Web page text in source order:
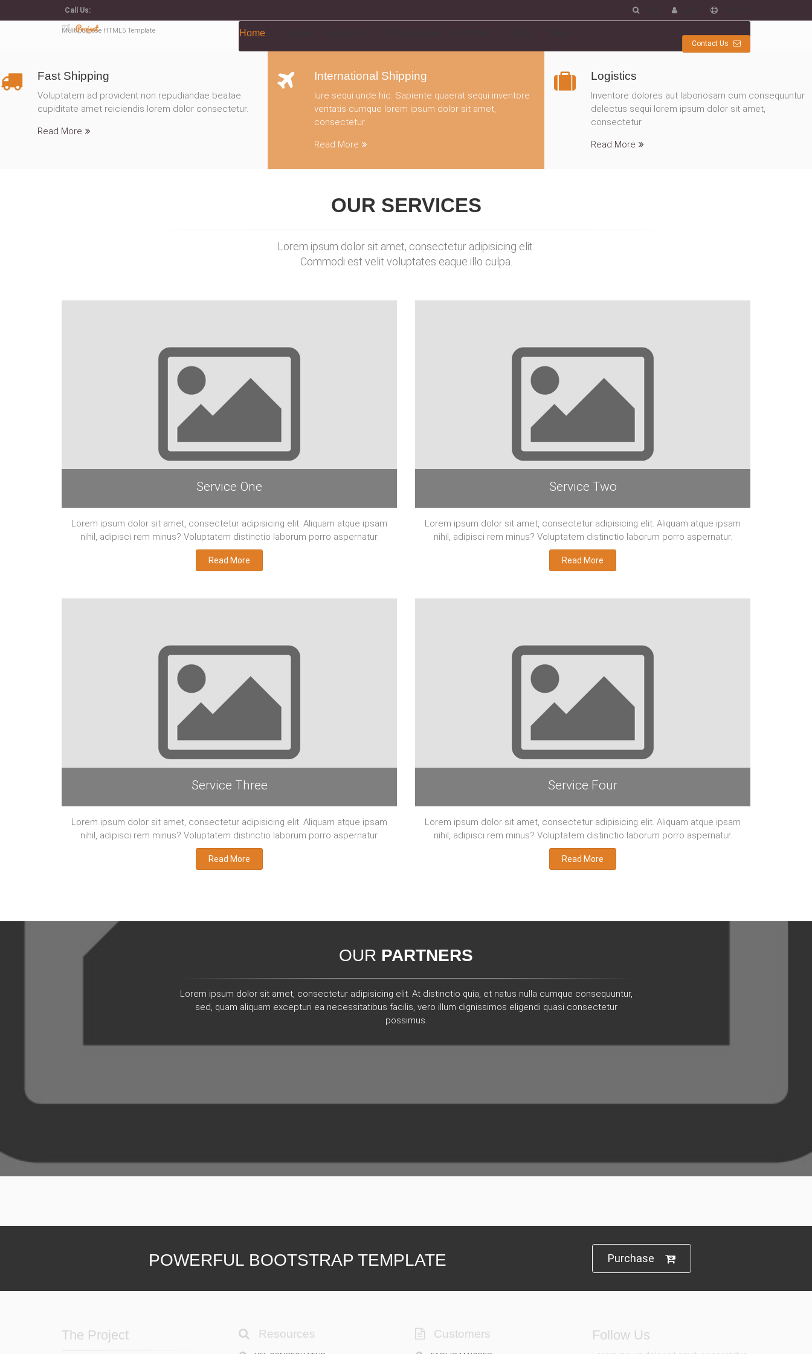
Call Us:
Multipurpose HTML5 Template Home
Contact Us
Fast Shipping
Voluptatem ad provident non repudiandae beatae
cupiditate amet reiciendis lorem dolor consectetur.
Read More
International Shipping
Iure sequi unde hic. Sapiente quaerat sequi inventore
veritatis cumque lorem ipsum dolor sit amet,
consectetur.
Read More
Logistics
Inventore dolores aut laboriosam cum consequuntur
delectus sequi lorem ipsum dolor sit amet,
consectetur.
Read More
OUR SERVICES
Lorem ipsum dolor sit amet, consectetur adipisicing elit.
Commodi est velit voluptates eaque illo culpa.
Service One
Lorem ipsum dolor sit amet, consectetur adipisicing elit. Aliquam atque ipsam
nihil, adipisci rem minus? Voluptatem distinctio laborum porro aspernatur.
Read More
Service Two
Lorem ipsum dolor sit amet, consectetur adipisicing elit. Aliquam atque ipsam
nihil, adipisci rem minus? Voluptatem distinctio laborum porro aspernatur.
Read More
Service Three
Lorem ipsum dolor sit amet, consectetur adipisicing elit. Aliquam atque ipsam
nihil, adipisci rem minus? Voluptatem distinctio laborum porro aspernatur.
Read More
Service Four
Lorem ipsum dolor sit amet, consectetur adipisicing elit. Aliquam atque ipsam
nihil, adipisci rem minus? Voluptatem distinctio laborum porro aspernatur.
Read More
OUR PARTNERS
Lorem ipsum dolor sit amet, consectetur adipisicing elit. At distinctio quia, et natus nulla cumque consequuntur,
sed, quam aliquam excepturi ea necessitatibus facilis, vero illum dignissimos eligendi quasi consectetur
possimus.
POWERFUL BOOTSTRAP TEMPLATE Purchase
The Project Resources Customers Follow Us